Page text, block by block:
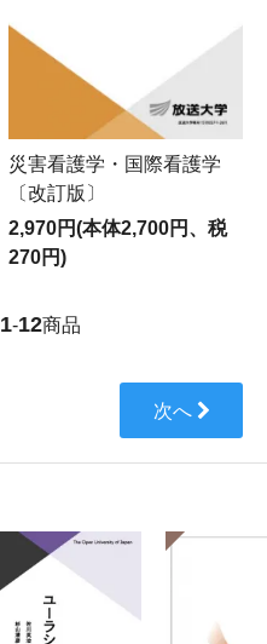
災害看護学・国際看護学
〔改訂版〕
2,970円(本体2,700円、税
270円)
1-12商品
次へ